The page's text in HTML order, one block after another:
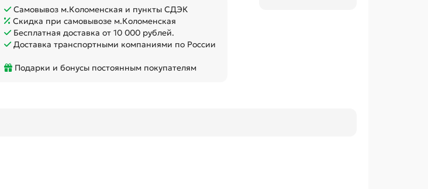
Самовывоз м.Коломенская и пункты СДЭК
Скидка при самовывозе м.Коломенская
Бесплатная доставка от 10 000 рублей.
Доставка транспортными компаниями по России
Подарки и бонусы постоянным покупателям